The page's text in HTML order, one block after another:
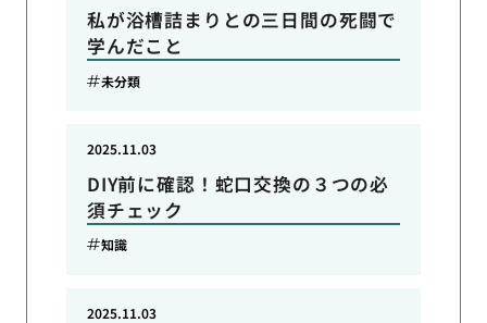
私が浴槽詰まりとの三日間の死闘で
学んだこと
未分類
DIY前に確認！蛇口交換の３つの必
須チェック
2025.11.03
知識
2025.11.03